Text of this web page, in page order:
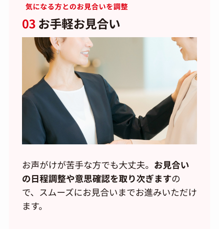
気になる方とのお見合いを調整
03 お手軽お見合い
お声がけが苦手な方でも大丈夫。 お見合い
の日程調整や意思確認を取り次ぎますの
で、スムーズにお見合いまでお進みいただけ
ます。